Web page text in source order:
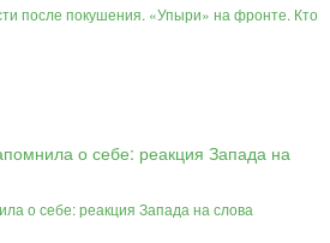
после покушения. «Упыри» на фронте. Кто
о себе: реакция Запада на слова